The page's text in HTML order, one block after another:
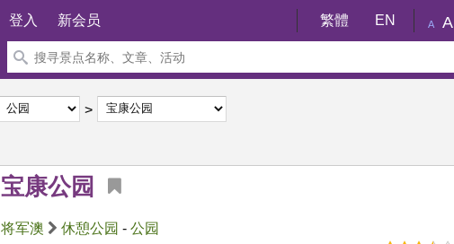
登入 新会员 繁體 EN A A
宝康公园
将军澳 休憩公园 - 公园